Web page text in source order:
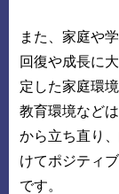
また、家庭や
回復や成長に
定した家庭環
教育環境など
から立ち直り
けてポジティ
です。